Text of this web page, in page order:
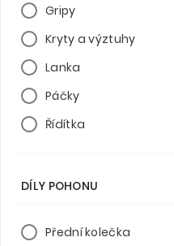
Gripy
Kryty a výztuhy
Lanka
Páčky
Řídítka
DÍLY POHONU
Přední kolečka